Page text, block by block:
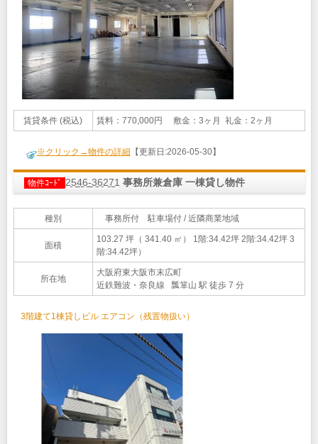
賃貸条件 (税込) 賃料：770,000円 敷金：3ヶ月 礼金：2ヶ月
※クリック→物件の詳細 【更新日:2026-05-30】
物件ｺｰﾄﾞ 2546-36271 事務所兼倉庫 一棟貸し物件
種別 事務所付 駐車場付 / 近隣商業地域
面積
103.27 坪（ 341.40 ㎡）
1階:34.42坪 2階:34.42坪 3
階:34.42坪）
所在地
大阪府東大阪市末広町
近鉄難波・奈良線 瓢箪山 駅 徒歩 7 分
3階建て1棟貸しビル エアコン（残置物扱い）